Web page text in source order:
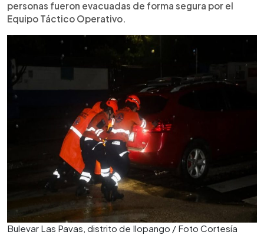
personas fueron evacuadas de forma segura por el
Equipo Táctico Operativo.
Bulevar Las Pavas, distrito de Ilopango / Foto Cortesía